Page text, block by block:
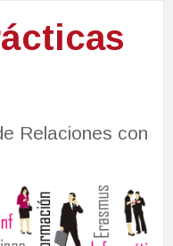
Relaciones con